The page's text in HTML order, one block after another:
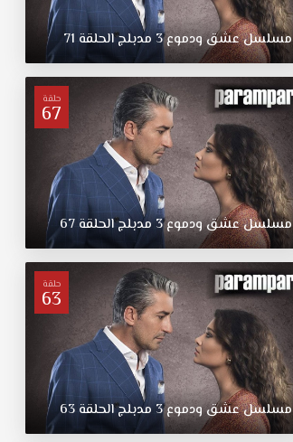
مسلسلعشقودموع3 مدبلجالحلقة 71
حلقة
67
مسلسلعشقودموع3 مدبلجالحلقة67
حلقة
63
مسلسلعشقودموع3 مدبلجالحلقة63